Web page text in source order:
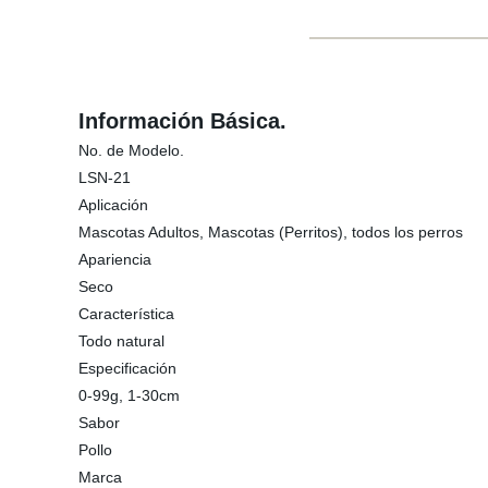
Información Básica.
No. de Modelo.
LSN-21
Aplicación
Mascotas Adultos, Mascotas (Perritos), todos los perros
Apariencia
Seco
Característica
Todo natural
Especificación
0-99g, 1-30cm
Sabor
Pollo
Marca